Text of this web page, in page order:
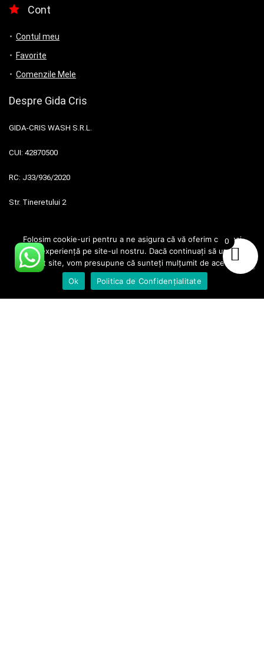
Cont
Contul meu
Favorite
Comenzile Mele
Despre Gida Cris
GIDA-CRIS WASH S.R.L.
CUI: 42870500
RC: J33/936/2020
Str. Tineretului 2
Magazinul Meu
0
Folosim cookie-uri pentru a ne asigura că vă oferim cea mai
bună experiență pe site-ul nostru. Dacă continuați să utilizați
acest site, vom presupune că sunteți mulțumit de acesta.
Ok
Politica de Confidențialitate